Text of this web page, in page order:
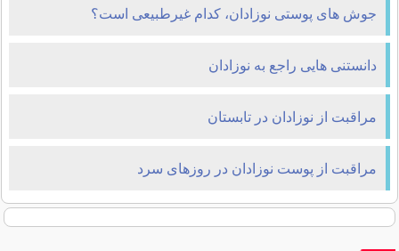
جوش های پوستی نوزادان، کدام غیرطبیعی است؟
دانستنی هایی راجع به نوزادان
مراقبت از نوزادان در تابستان
مراقبت از پوست نوزادان در روزهای سرد